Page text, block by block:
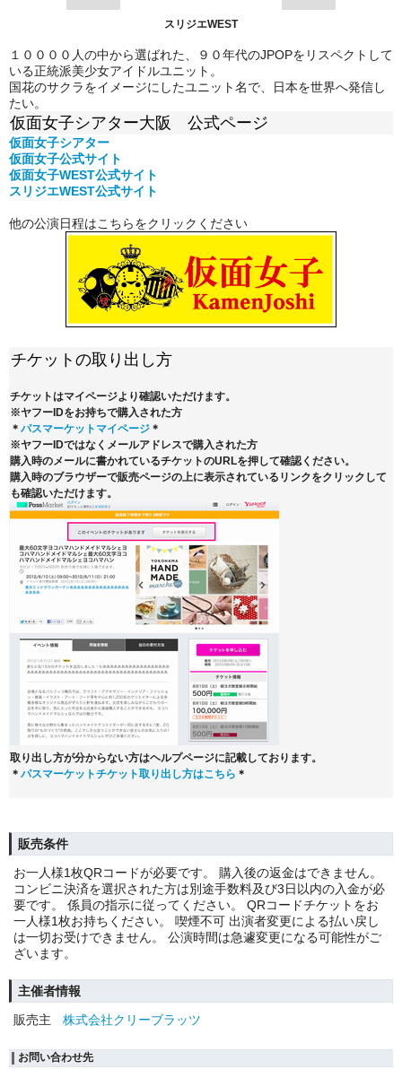
スリジエWEST
１００００人の中から選ばれた、９０年代のJPOPをリスペクトして
いる正統派美少女アイドルユニット。
国花のサクラをイメージにしたユニット名で、日本を世界へ発信し
たい。
仮面女子シアター大阪 公式ページ
仮面女子シアター
仮面女子公式サイト
仮面女子WEST公式サイト
スリジエWEST公式サイト
他の公演日程はこちらをクリックください
チケットの取り出し方
チケットはマイページより確認いただけます。
※ヤフーIDをお持ちで購入された方
＊ パスマーケットマイページ ＊
※ヤフーIDではなくメールアドレスで購入された方
購入時のメールに書かれているチケットのURLを押して確認ください。
購入時のブラウザーで販売ページの上に表示されているリンクをクリックして
も確認いただけます。
取り出し方が分からない方はヘルプページに記載しております。
＊ パスマーケットチケット取り出し方はこちら ＊
販売条件
お一人様1枚QRコードが必要です。 購入後の返金はできません。
コンビニ決済を選択された方は別途手数料及び3日以内の入金が必
要です。 係員の指示に従ってください。 QRコードチケットをお
一人様1枚お持ちください。 喫煙不可 出演者変更による払い戻し
は一切お受けできません。 公演時間は急遽変更になる可能性がご
ざいます。
主催者情報
販売主
株式会社クリーブラッツ
お問い合わせ先